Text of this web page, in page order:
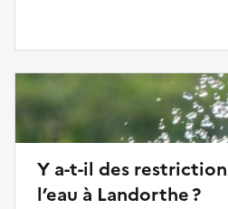
Y a-t-il des
l’eau à Landorthe ?